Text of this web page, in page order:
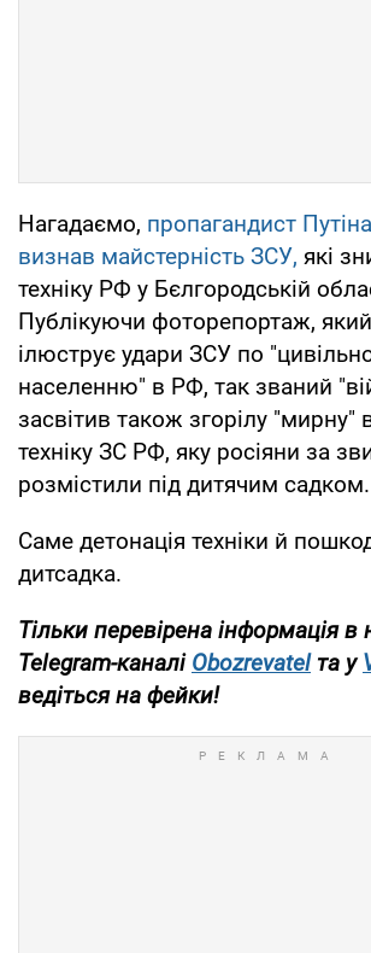
Нагадаємо, пропагандист
визнав майстерність ЗСУ, які
техніку РФ у Бєлгородській
Публікуючи фоторепортаж,
ілюструє удари ЗСУ по
населенню" в РФ, так званий
засвітив також згорілу "мирну"
техніку ЗС РФ, яку росіяни за
розмістили під дитячим садком.
Саме детонація техніки й
дитсадка.
Тільки перевірена інформація в
Telegram-каналі Obozrevatel та у
ведіться на фейки!